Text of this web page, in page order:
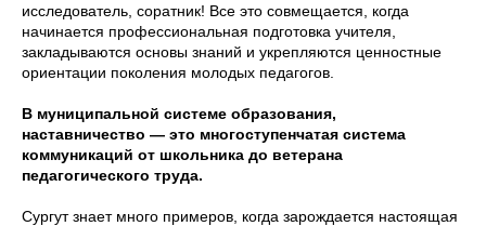
исследователь, соратник! Все это совмещается, когда
начинается профессиональная подготовка учителя,
закладываются основы знаний и укрепляются ценностные
ориентации поколения молодых педагогов.
В муниципальной системе образования,
наставничество — это многоступенчатая система
коммуникаций от школьника до ветерана
педагогического труда.
Сургут знает много примеров, когда зарождается настоящая